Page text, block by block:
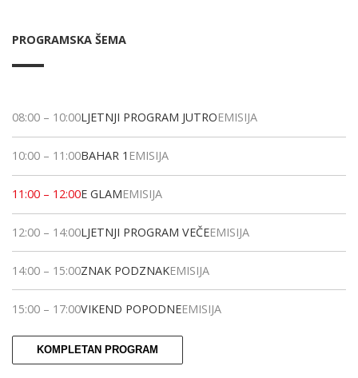
PROGRAMSKA ŠEMA
08:00 – 10:00LJETNJI PROGRAM JUTROEMISIJA
10:00 – 11:00BAHAR 1 EMISIJA
11:00 – 12:00E GLAMEMISIJA
12:00 – 14:00LJETNJI PROGRAM VEČEEMISIJA
14:00 – 15:00ZNAK PODZNAKEMISIJA
15:00 – 17:00VIKEND POPODNEEMISIJA
KOMPLETAN PROGRAM